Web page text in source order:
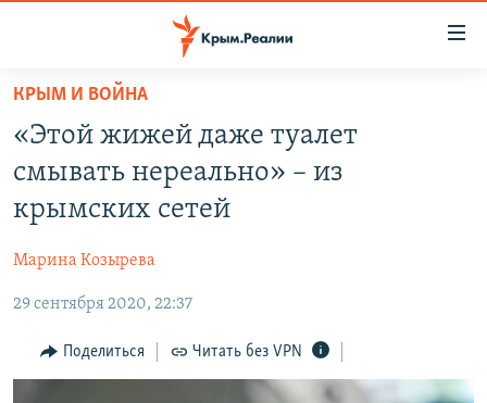
Вернуться
основному
содержанию
главной
навигации
Вернутся
поиску
11 ЛЕТ ОККУПАЦИИ КРЫМА. 11 ИСТОРИЙ СОПРОТИВЛЕНИЯ
ЕЩЕ
ИНТЕРАКТИВ
ИНФОГРАФИКА
РАДІО СВОБОДА
КАК ОБОЙТИ БЛОКИРОВКУ
КРЫМ И ВОЙНА
«Этой жижей даже туалет
смывать нереально» – из
крымских сетей
Марина Козырева
29 сентября 2020, 22:37
Поделиться Читать без VPN